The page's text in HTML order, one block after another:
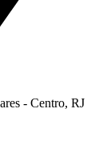
- Centro, RJ